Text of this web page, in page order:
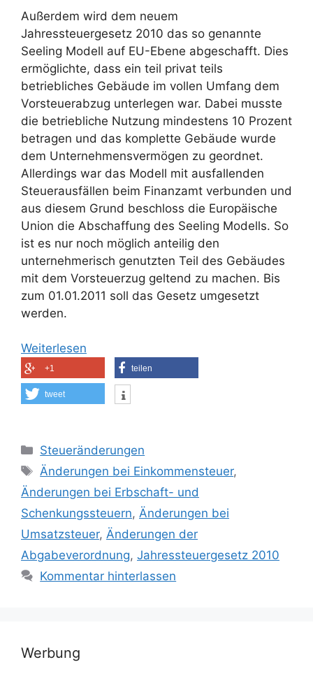
Außerdem wird dem neuem
Jahressteuergesetz 2010 das so genannte
Seeling Modell auf EU-Ebene abgeschafft. Dies
ermöglichte, dass ein teil privat teils
betriebliches Gebäude im vollen Umfang dem
Vorsteuerabzug unterlegen war. Dabei musste
die betriebliche Nutzung mindestens 10 Prozent
betragen und das komplette Gebäude wurde
dem Unternehmensvermögen zu geordnet.
Allerdings war das Modell mit ausfallenden
Steuerausfällen beim Finanzamt verbunden und
aus diesem Grund beschloss die Europäische
Union die Abschaffung des Seeling Modells. So
ist es nur noch möglich anteilig den
unternehmerisch genutzten Teil des Gebäudes
mit dem Vorsteuerzug geltend zu machen. Bis
zum 01.01.2011 soll das Gesetz umgesetzt
werden.
Weiterlesen
+1 teilen
tweet
Kategorien
Steueränderungen
Schlagwörter
Änderungen bei Einkommensteuer,
Änderungen bei Erbschaft- und
Schenkungssteuern, Änderungen bei
Umsatzsteuer, Änderungen der
Abgabeverordnung, Jahressteuergesetz 2010
Kommentar hinterlassen
Werbung